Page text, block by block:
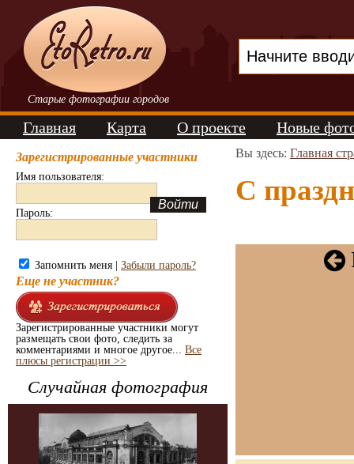
Старые фотографии городов
Главная Карта О проекте Новые
Зарегистрированные участники
Имя пользователя:
Пароль:
Запомнить меня | Забыли пароль?
Еще не участник?
Зарегистрированные участники могут
размещать свои фото, следить за
комментариями и многое другое... Все
плюсы регистрации >>
Случайная фотография
Вы здесь: Главная
С